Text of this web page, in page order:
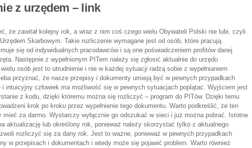
z urzędem – link
że zawitał kolejny rok, a wraz z nim coś czego wielu Obywateli Polski nie lubi, czyli
Skarbowym. Takie rozliczenie wymagane jest od osób, które pracują.
się od indywidualnych pracodawców i są one poświadczeniem profitów danej
Następnie z wypełnionym PITem należy się zgłosić aktualnie do urzędu
osób jest to utrudnienie i nie w każdej sytuacji radzą sobie z wypełnianiem
przyznać, że nasze przepisy i dokumenty umieją być w pewnych przypadkach
i intuicyjny człowiek ma możliwość się w pewnych sytuacjach poplątać. Wyjściem jest
z kodu, dzięki któremu można się rozliczyć – program do PITów. Dzięki temu
krok po kroku przez wypełnienie tego dokumentu. Warto podkreślić, że ten
mieć za darmo. Wystarczy wyłącznie go odszukać w sieci i już można pobrać. Istotne
aktualizację lub określony rok, ponieważ należy skorzystać tylko z aktualnego
rozliczyć się za dany rok. Jest to ważne, ponieważ w pewnych przypadkach
w przepisach i dokumentach i wtedy może się pojawić problem. Warto również